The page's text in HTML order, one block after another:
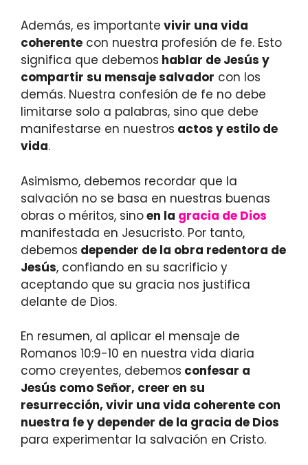
Además, es importante vivir una vida
coherente con nuestra profesión de fe. Esto
significa que debemos hablar de Jesús y
compartir su mensaje salvador con los
demás. Nuestra confesión de fe no debe
limitarse solo a palabras, sino que debe
manifestarse en nuestros actos y estilo de
vida.
Asimismo, debemos recordar que la
salvación no se basa en nuestras buenas
obras o méritos, sinoen la gracia de Dios
manifestada en Jesucristo. Por tanto,
debemos depender de la obra redentora de
Jesús, confiando en su sacrificio y
aceptando que su gracia nos justifica
delante de Dios.
En resumen, al aplicar el mensaje de
Romanos 10:9-10 en nuestra vida diaria
como creyentes, debemos confesar a
Jesús como Señor, creer en su
resurrección, vivir una vida coherente con
nuestra fe y depender de la gracia de Dios
para experimentar la salvación en Cristo.